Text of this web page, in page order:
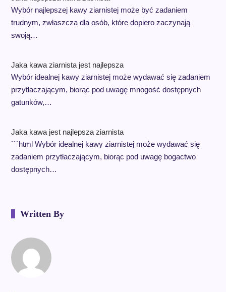
Wybór najlepszej kawy ziarnistej może być zadaniem
trudnym, zwłaszcza dla osób, które dopiero zaczynają
swoją…
Jaka kawa ziarnista jest najlepsza
Wybór idealnej kawy ziarnistej może wydawać się zadaniem
przytłaczającym, biorąc pod uwagę mnogość dostępnych
gatunków,…
Jaka kawa jest najlepsza ziarnista
```html Wybór idealnej kawy ziarnistej może wydawać się
zadaniem przytłaczającym, biorąc pod uwagę bogactwo
dostępnych…
Written By